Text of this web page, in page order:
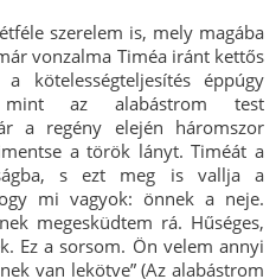
szerelem is, mely magába
vonzalma Timéa iránt kettős
kötelességteljesítés éppúgy
mint az alabástrom test
a regény elején háromszor
a török lányt. Timéát a
s ezt meg is vallja a
mi vagyok: önnek a neje.
megesküdtem rá. Hűséges,
Ez a sorsom. Ön velem annyi
van lekötve” (Az alabástrom